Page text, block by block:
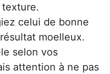
texture.
celui de bonne
moelleux.
selon vos
attention à ne pas